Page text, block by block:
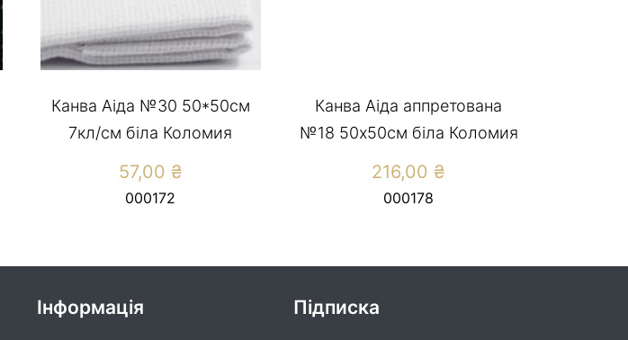
Канва Аіда №30 50*50см
7кл/см біла Коломия
57,00 ₴
000172
Канва Аіда аппретована
№18 50х50см біла Коломия
216,00 ₴
000178
Інформація Підписка